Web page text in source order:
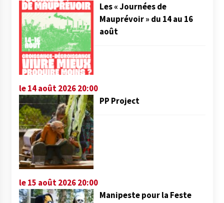
Les « Journées de
Mauprévoir » du 14 au 16
août
le 14 août 2026 20:00
PP Project
le 15 août 2026 20:00
Manipeste pour la Feste